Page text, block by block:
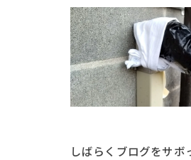
しばらくブログをサ